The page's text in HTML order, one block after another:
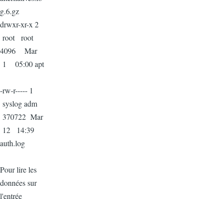
g.6.gz
drwxr-xr-x 2
root root
4096 Mar
1 05:00 apt
-rw-r----- 1
syslog adm
370722 Mar
12 14:39
auth.log
Pour lire les
données sur
l'entrée